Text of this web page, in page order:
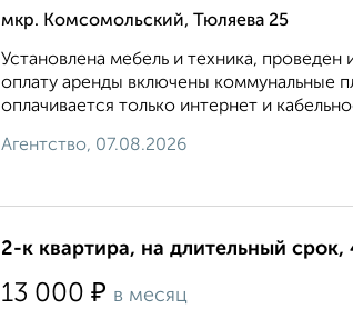
мкр. Комсомольский, Тюляева 25
Установлена мебель и техника,
оплату аренды включены коммунальные
оплачивается только интернет и
Агентство, 07.08.2026
2-к квартира, на длительный
13 000 ₽ в месяц